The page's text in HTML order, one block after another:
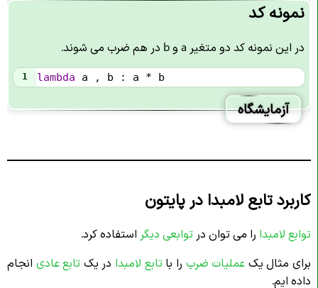
نمونه کد
در این نمونه کد دو متغیر a و b در هم ضرب می شوند.
1 lambda a , b : a * b
آزمایشگاه
کاربرد تابع لامبدا در پایتون
توابع لامبدا را می توان در توابعی دیگر استفاده کرد.
برای مثال یک عملیات ضرب را باتابع لامبدا در یک تابع عادی انجام
داده ایم.